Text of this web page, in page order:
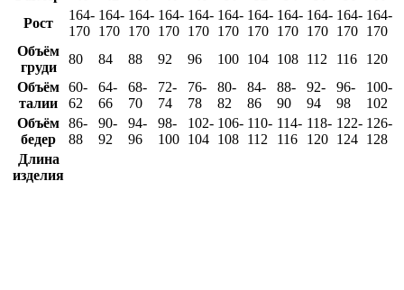
Рост
164-
170
164-
170
164-
170
164-
170
164-
170
164-
170
164-
170
164-
170
164-
170
164-
170
164-
170
Объём
груди
80 84 88 92 96 100 104 108 112 116
120
Объём
талии
60-
62
64-
66
68-
70
72-
74
76-
78
80-
82
84-
86
88-
90
92-
94
96-
98
100-
102
Объём
бедер
86-
88
90-
92
94-
96
98-
100
102-
104
106-
108
110-
112
114-
116
118-
120
122-
124
126-
128
Длина
изделия